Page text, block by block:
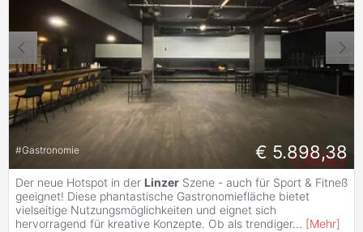
#Gastronomie € 5.898,38
Der neue Hotspot in der Linzer Szene - auch für Sport & Fitneß
geeignet! Diese phantastische Gastronomiefläche bietet
vielseitige Nutzungsmöglichkeiten und eignet sich
hervorragend für kreative Konzepte. Ob als trendiger... [Mehr]